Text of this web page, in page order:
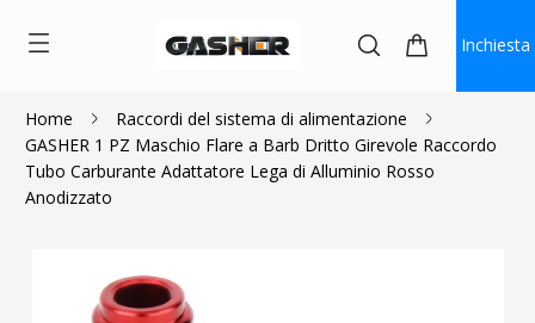
Inchiesta
Home
Raccordi del sistema di alimentazione
GASHER 1 PZ Maschio Flare a Barb Dritto Girevole Raccordo
Tubo Carburante Adattatore Lega di Alluminio Rosso
Anodizzato
$5.85